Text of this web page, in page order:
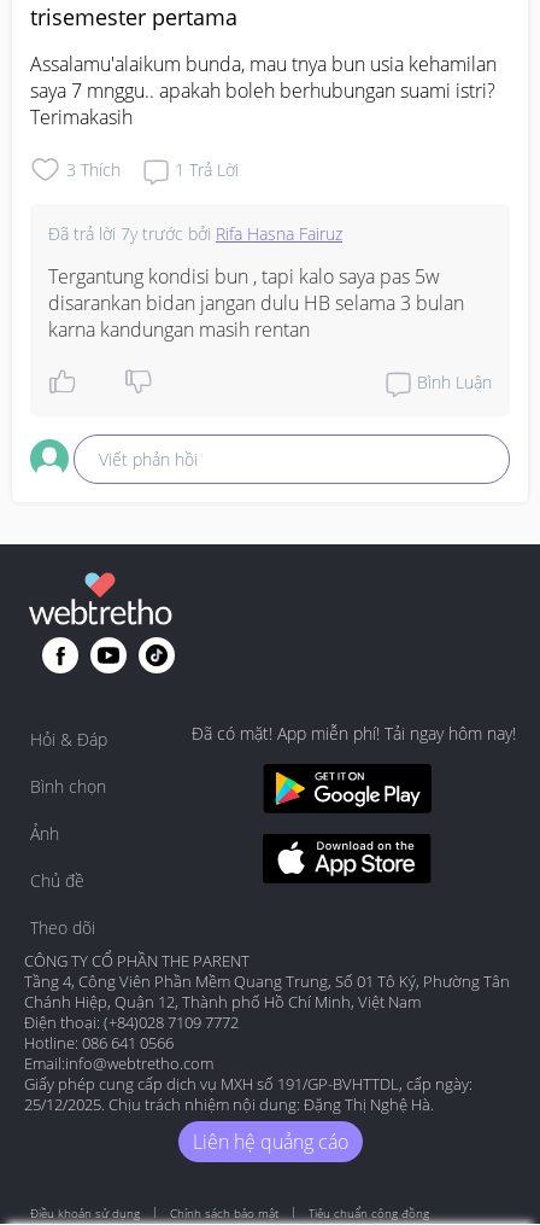
trisemester pertama
Assalamu'alaikum bunda, mau tnya bun usia kehamilan
saya 7 mnggu.. apakah boleh berhubungan suami istri?
Terimakasih
3 Thích 1 Trả Lời
Đã trả lời 7y trước bởi Rifa Hasna Fairuz
Tergantung kondisi bun , tapi kalo saya pas 5w
disarankan bidan jangan dulu HB selama 3 bulan
karna kandungan masih rentan
Bình Luận
Viết phản hồi
Hỏi & Đáp
Bình chọn
Ảnh
Chủ đề
Theo dõi
Đã có mặt! App miễn phí! Tải ngay hôm nay!
CÔNG TY CỔ PHẦN THE PARENT
Tầng 4, Công Viên Phần Mềm Quang Trung, Số 01 Tô Ký, Phường Tân
Chánh Hiệp, Quận 12, Thành phố Hồ Chí Minh, Việt Nam
Điện thoại: (+84)028 7109 7772
Hotline: 086 641 0566
Email:info@webtretho.com
Giấy phép cung cấp dịch vụ MXH số 191/GP-BVHTTDL, cấp ngày:
25/12/2025. Chịu trách nhiệm nội dung: Đặng Thị Nghệ Hà.
Liên hệ quảng cáo
Điều khoản sử dụng Chính sách bảo mật Tiêu chuẩn cộng đồng